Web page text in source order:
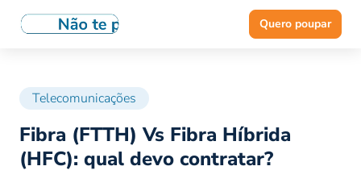
Quero poupar
Telecomunicações
Fibra (FTTH) Vs Fibra Híbrida
(HFC): qual devo contratar?